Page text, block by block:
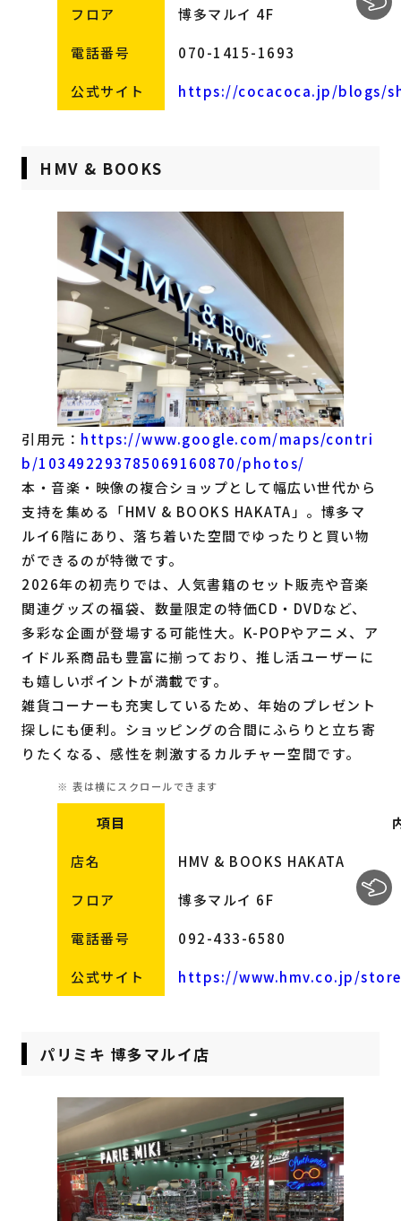
フロア 博多マルイ 4F
電話番号 070-1415-1693
公式サイト https://cocacoca.jp/blogs/
HMV & BOOKS
引用元： https://www.google.com/maps/contri
b/103492293785069160870/photos/
本・音楽・映像の複合ショップとして幅広い世代から
支持を集める「HMV & BOOKS HAKATA」。博多マ
ルイ6階にあり、落ち着いた空間でゆったりと買い物
ができるのが特徴です。
2026年の初売りでは、人気書籍のセット販売や音楽
関連グッズの福袋、数量限定の特価CD・DVDなど、
多彩な企画が登場する可能性大。K-POPやアニメ、ア
イドル系商品も豊富に揃っており、推し活ユーザーに
も嬉しいポイントが満載です。
雑貨コーナーも充実しているため、年始のプレゼント
探しにも便利。ショッピングの合間にふらりと立ち寄
りたくなる、感性を刺激するカルチャー空間です。
項目
店名 HMV & BOOKS HAKATA
フロア 博多マルイ 6F
電話番号 092-433-6580
公式サイト https://www.hmv.co.jp/
パリミキ 博多マルイ店